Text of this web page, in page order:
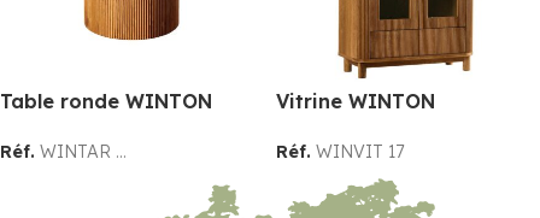
Table ronde WINTON
Réf. WINTAR ...
Vitrine WINTON
Réf. WINVIT 17